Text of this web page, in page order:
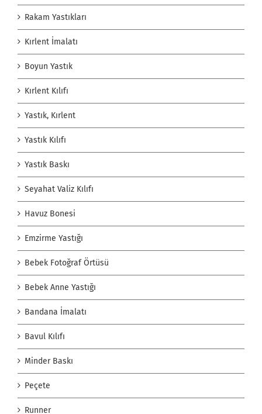
Rakam Yastıkları
Kırlent İmalatı
Boyun Yastık
Kırlent Kılıfı
Yastık, Kırlent
Yastık Kılıfı
Yastık Baskı
Seyahat Valiz Kılıfı
Havuz Bonesi
Emzirme Yastığı
Bebek Fotoğraf Örtüsü
Bebek Anne Yastığı
Bandana İmalatı
Bavul Kılıfı
Minder Baskı
Peçete
Runner